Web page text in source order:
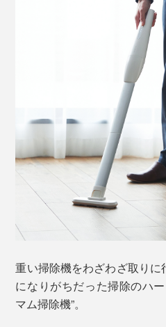
重い掃除機をわざわざ取り
になりがちだった掃除のハ
マム掃除機”。